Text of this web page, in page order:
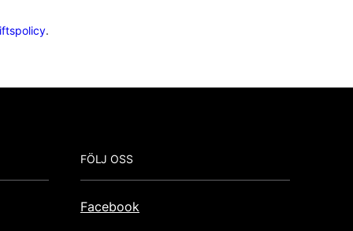
.
FÖLJ OSS
Facebook